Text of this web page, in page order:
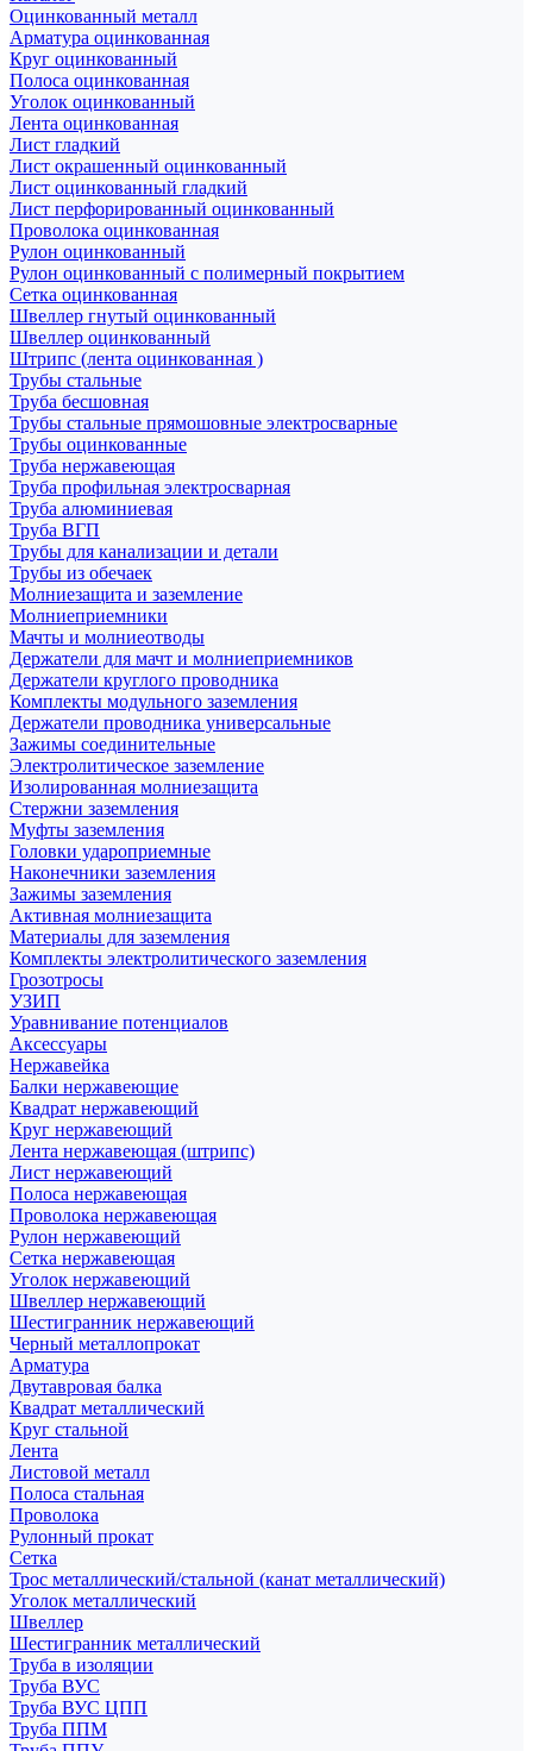
Оцинкованный металл
Арматура оцинкованная
Круг оцинкованный
Полоса оцинкованная
Уголок оцинкованный
Лента оцинкованная
Лист гладкий
Лист окрашенный оцинкованный
Лист оцинкованный гладкий
Лист перфорированный оцинкованный
Проволока оцинкованная
Рулон оцинкованный
Рулон оцинкованный с полимерный покрытием
Сетка оцинкованная
Швеллер гнутый оцинкованный
Швеллер оцинкованный
Штрипс (лента оцинкованная )
Трубы стальные
Труба бесшовная
Трубы стальные прямошовные электросварные
Трубы оцинкованные
Труба нержавеющая
Труба профильная электросварная
Труба алюминиевая
Труба ВГП
Трубы для канализации и детали
Трубы из обечаек
Молниезащита и заземление
Молниеприемники
Мачты и молниеотводы
Держатели для мачт и молниеприемников
Держатели круглого проводника
Комплекты модульного заземления
Держатели проводника универсальные
Зажимы соединительные
Электролитическое заземление
Изолированная молниезащита
Стержни заземления
Муфты заземления
Головки удароприемные
Наконечники заземления
Зажимы заземления
Активная молниезащита
Материалы для заземления
Комплекты электролитического заземления
Грозотросы
УЗИП
Уравнивание потенциалов
Аксессуары
Нержавейка
Балки нержавеющие
Квадрат нержавеющий
Круг нержавеющий
Лента нержавеющая (штрипс)
Лист нержавеющий
Полоса нержавеющая
Проволока нержавеющая
Рулон нержавеющий
Сетка нержавеющая
Уголок нержавеющий
Швеллер нержавеющий
Шестигранник нержавеющий
Черный металлопрокат
Арматура
Двутавровая балка
Квадрат металлический
Круг стальной
Лента
Листовой металл
Полоса стальная
Проволока
Рулонный прокат
Сетка
Трос металлический/стальной (канат металлический)
Уголок металлический
Швеллер
Шестигранник металлический
Труба в изоляции
Труба ВУС
Труба ВУС ЦПП
Труба ППМ